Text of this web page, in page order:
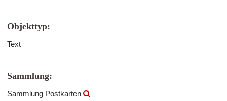
Objekttyp:
Text
Sammlung:
Sammlung Postkarten